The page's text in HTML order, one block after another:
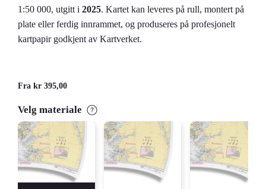
1:50 000, utgitt i2025. Kartet kan leveres på rull, montert på
plate eller ferdig innrammet, og produseres på profesjonelt
kartpapir godkjent av Kartverket.
Fra kr 395,00
Velg materiale